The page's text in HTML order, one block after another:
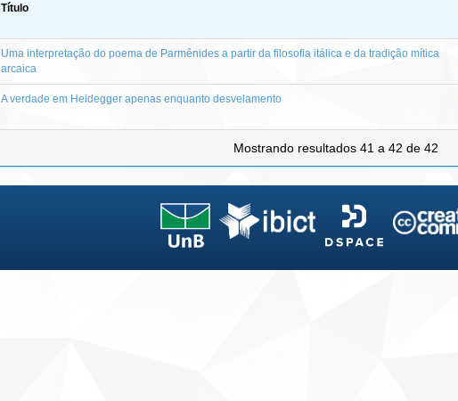
Título
Uma interpretação do poema de Parmênides a partir da filosofia itálica e da tradição mítica
arcaica
A verdade em Heidegger apenas enquanto desvelamento
Mostrando resultados 41 a 42 de 42